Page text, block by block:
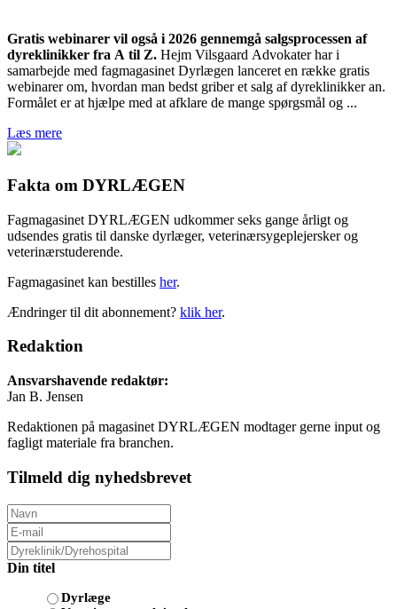
Gratis webinarer vil også i 2026 gennemgå salgsprocessen af
dyreklinikker fra A til Z.
samarbejde med fagmagasinet Dyrlægen lanceret en række gratis
webinarer om, hvordan man bedst griber et salg af dyreklinikker an.
Formålet er at hjælpe med at afklare de mange spørgsmål og ...
Læs mere
Fakta om DYRLÆGEN
Fagmagasinet DYRLÆGEN udkommer seks gange årligt og
udsendes gratis til danske dyrlæger, veterinærsygeplejersker og
veterinærstuderende.
Fagmagasinet kan bestilles her.
Ændringer til dit abonnement? klik her.
Redaktion
Ansvarshavende redaktør:
Jan B. Jensen
Redaktionen på magasinet DYRLÆGEN modtager gerne input og
fagligt materiale fra branchen.
Tilmeld dig nyhedsbrevet
Din titel
Dyrlæge